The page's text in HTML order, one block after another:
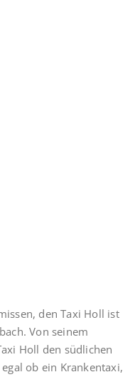
den Taxi Holl ist
Von seinem
Holl den südlichen
ob ein Krankentaxi,